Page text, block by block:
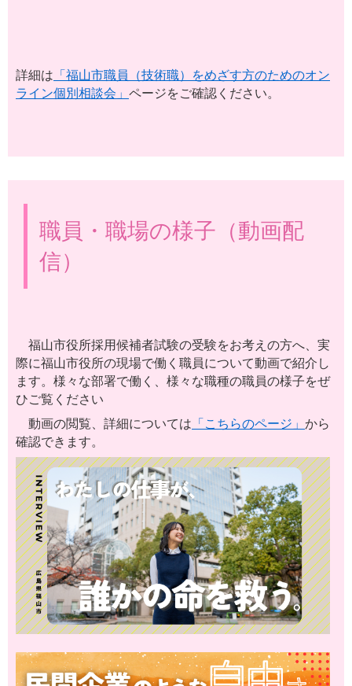
詳細は 「福山市職員（技術職）をめざす方のためのオン
ライン個別相談会」 ページをご確認ください。
職員・職場の様子（動画配
信）
福山市役所採用候補者試験の受験をお考えの方へ、実
際に福山市役所の現場で働く職員について動画で紹介し
ます。様々な部署で働く、様々な職種の職員の様子をぜ
ひご覧ください
動画の閲覧、詳細については 「こちらのページ」 から
確認できます。